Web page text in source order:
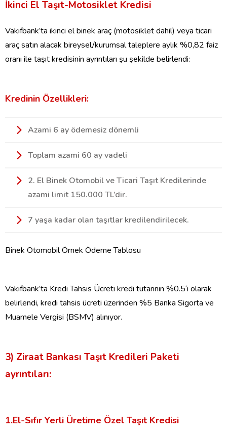
İkinci El Taşıt-Motosiklet Kredisi
Vakıfbank’ta ikinci el binek araç (motosiklet dahil) veya ticari
araç satın alacak bireysel/kurumsaltaleplere aylık %0,82 faiz
oranı ile taşıt kredisinin ayrıntıları şu şekilde belirlendi:
Kredinin Özellikleri:
Azami 6 ay ödemesiz dönemli
Toplam azami 60 ay vadeli
2. El Binek Otomobil ve Ticari Taşıt Kredilerinde
azami limit 150.000 TL’dir.
7 yaşa kadar olan taşıtlar kredilendirilecek.
Binek Otomobil Örnek Ödeme Tablosu
Vakıfbank’ta Kredi Tahsis Ücreti kredi tutarının %0.5‘i olarak
belirlendi, kredi tahsis ücreti üzerinden %5 Banka Sigorta ve
Muamele Vergisi (BSMV) alınıyor.
3) Ziraat Bankası Taşıt Kredileri Paketi
ayrıntıları:
1.El-Sıfır Yerli Üretime Özel Taşıt Kredisi